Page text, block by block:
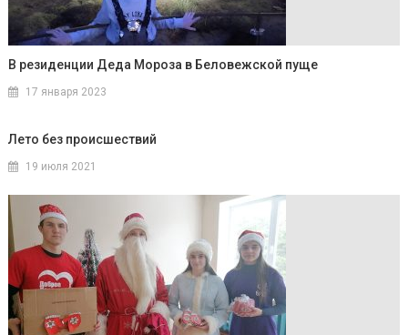
В резиденции Деда Мороза в Беловежской пуще
17 января 2023
Лето без происшествий
19 июля 2021